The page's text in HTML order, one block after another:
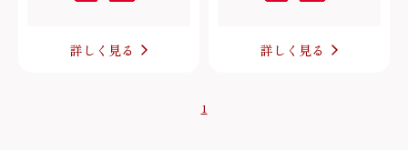
詳しく見る 詳しく見る
1